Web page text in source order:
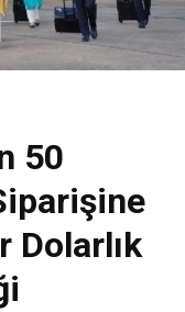
50
Dolarlık